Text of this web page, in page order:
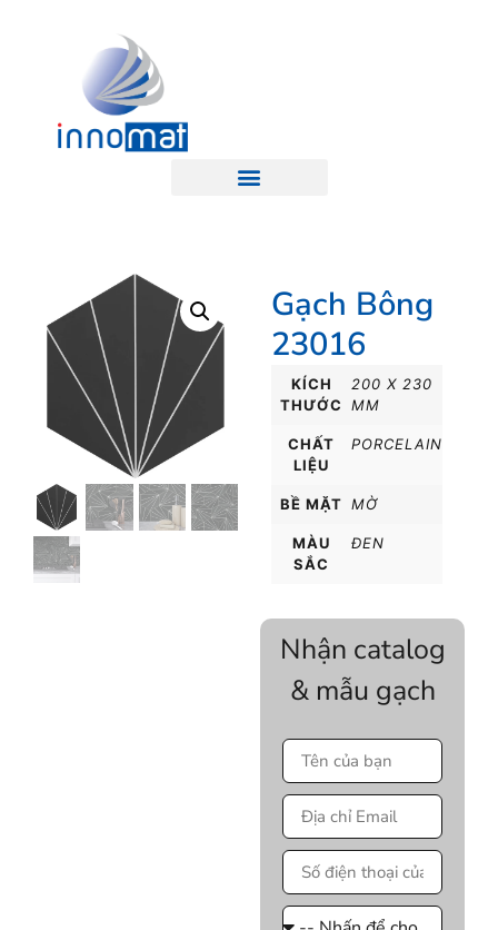
Gạch Bông
23016
KÍCH
THƯỚC
200 X 230
MM
CHẤT
LIỆU
PORCELAIN
BỀ MẶT MỜ
MÀU
SẮC
ĐEN
Nhận catalog
& mẫu gạch